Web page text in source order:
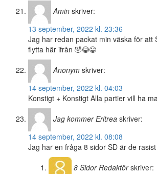
Amin skriver:
13 september, 2022 kl. 23:36
Jag har redan packat min väska för att
flytta här ifrån 🤣😂😁
Anonym skriver:
14 september, 2022 kl. 04:03
Konstigt + Konstigt Alla partier vill ha
Jag kommer Eritrea skriver:
14 september, 2022 kl. 08:08
Jag har en fråga 8 sidor SD är de
8 Sidor Redaktör skriver: